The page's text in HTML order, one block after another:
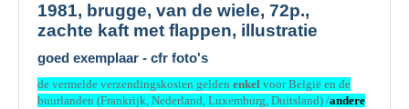
1981, brugge, van de wiele, 72p.,
zachte kaft met flappen, illustratie
goed exemplaar - cfr foto's
de vermelde verzendingskosten gelden enkel voor België en de
buurlanden (Frankrijk, Nederland, Luxemburg, Duitsland) /andere